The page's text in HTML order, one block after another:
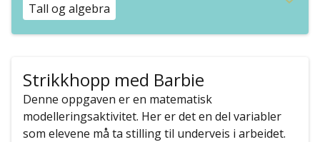
Tall og algebra
Strikkhopp med Barbie
Denne oppgaven er en matematisk
modelleringsaktivitet. Her er det en del variabler
som elevene må ta stilling til underveis i arbeidet.